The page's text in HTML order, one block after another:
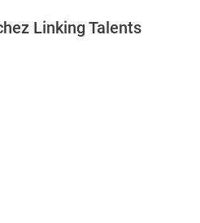
Linking Talents